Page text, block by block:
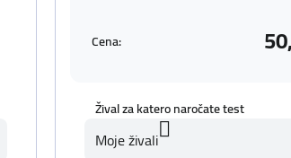
Cena:
Žival za katero naročate test
Moje živali